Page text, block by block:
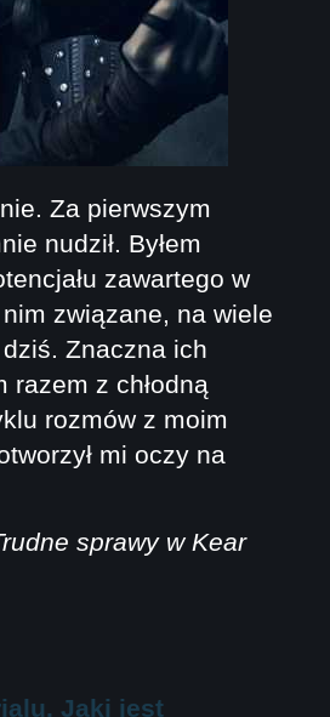
Za pierwszym
nudził. Byłem
zawartego w
nim związane, na wiele
Znaczna ich
razem z chłodną
rozmów z moim
mi oczy na
sprawy w Kear
Jaki jest